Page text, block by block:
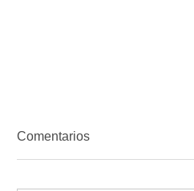
Comentarios